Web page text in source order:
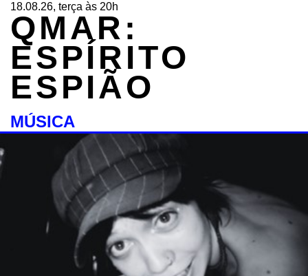
18.08.26, terça às 20h
QMAR:
ESPÍRITO
ESPIÃO
MÚSICA